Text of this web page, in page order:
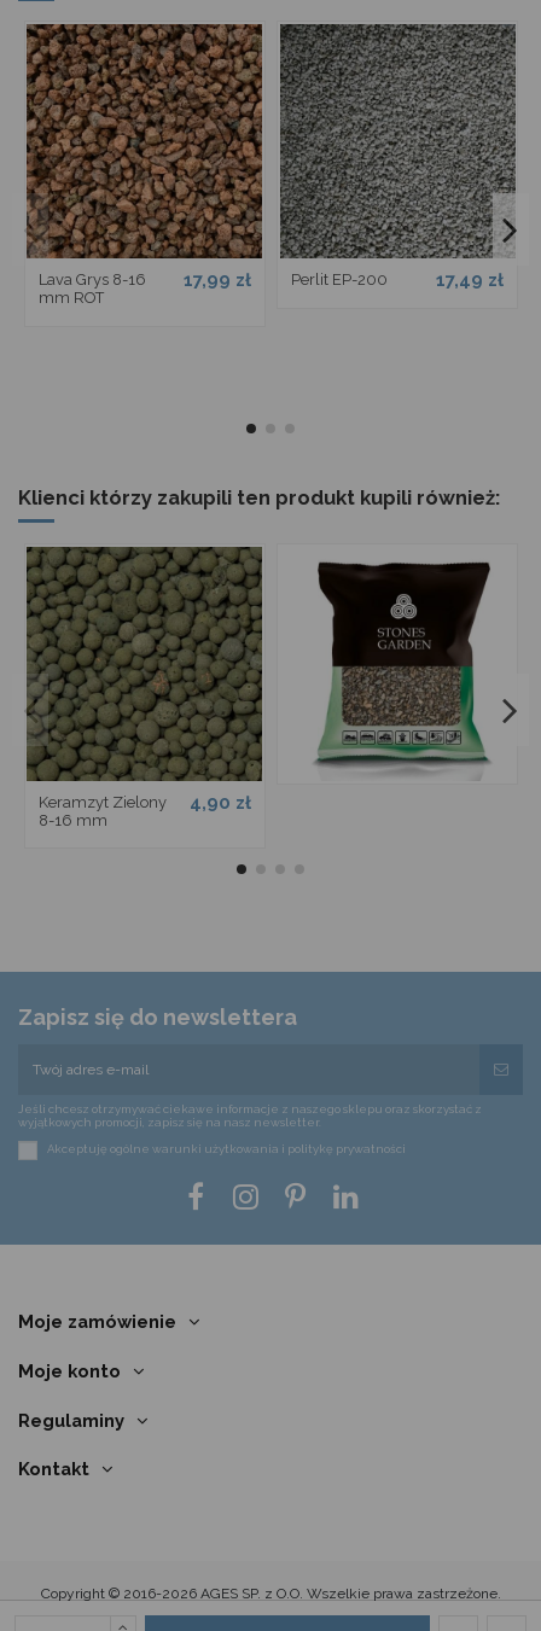
Lava Grys 8-16
mm ROT
17,99 zł Perlit EP-200 17,49 zł
Klienci którzy zakupili ten produkt kupili również:
Keramzyt Zielony
8-16 mm
4,90 zł
Zapisz się do newslettera
Jeśli chcesz otrzymywać ciekawe informacje z naszego sklepu oraz skorzystać z
wyjątkowych promocji, zapisz się na nasz newsletter.
Akceptuję ogólne warunki użytkowania i politykę prywatności
Moje zamówienie
Moje konto
Regulaminy
Kontakt
Copyright © 2016-2026 AGES SP. z O.O. Wszelkie prawa zastrzeżone.